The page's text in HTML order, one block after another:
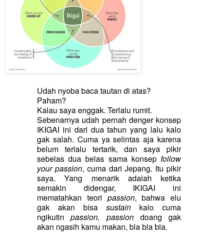
Udah nyoba baca tautan di atas?
Paham?
Kalau saya enggak. Terlalu rumit.
Sebenarnya udah pernah denger konsep
IKIGAI ini dari dua tahun yang lalu kalo
gak salah. Cuma ya selintas aja karena
belum terlalu tertarik, dan saya pikir
sebelas dua belas sama konsep follow
your passion, cuma dari Jepang. Itu pikir
saya. Yang menarik adalah ketika
semakin didengar, IKIGAI ini
mematahkan teori passion, bahwa elu
gak akan bisa sustainkalo cuma
ngikutinpassion, passion doang gak
akan ngasih kamu makan, bla bla bla.